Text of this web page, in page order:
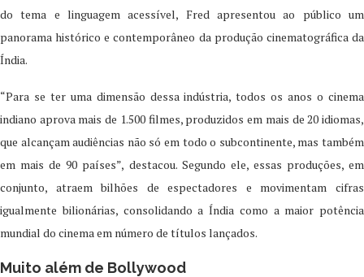
do tema e linguagem acessível, Fred apresentou ao público um
panorama histórico e contemporâneo da produção cinematográfica da
Índia.
“Para se ter uma dimensão dessa indústria, todos os anos o cinema
indiano aprova mais de 1.500 filmes, produzidos em mais de 20 idiomas,
que alcançam audiências não só em todo o subcontinente, mas também
em mais de 90 países”, destacou. Segundo ele, essas produções, em
conjunto, atraem bilhões de espectadores e movimentam cifras
igualmente bilionárias, consolidando a Índia como a maior potência
mundial do cinema em número de títulos lançados.
Muito além de Bollywood